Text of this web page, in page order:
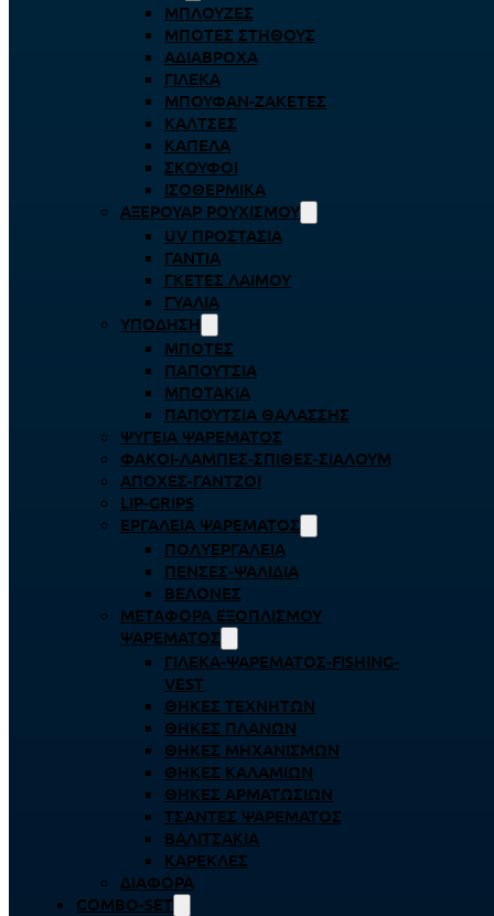
ΜΠΛΟΎΖΕΣ
ΜΠΌΤΕΣ ΣΤΉΘΟΥΣ
ΑΔΙΆΒΡΟΧΑ
ΓΙΛΈΚΑ
ΜΠΟΥΦΆΝ-ΖΑΚΈΤΕΣ
ΚΆΛΤΣΕΣ
ΚΑΠΈΛΑ
ΣΚΟΎΦΟΙ
ΙΣΟΘΕΡΜΙΚΆ
ΑΞΕΡΟΥΆΡ ΡΟΥΧΙΣΜΟΎ
UV ΠΡΟΣΤΑΣΊΑ
ΓΆΝΤΙΑ
ΓΚΈΤΕΣ ΛΑΊΜΟΥ
ΓΥΑΛΙΆ
ΥΠΌΔΗΣΗ
ΜΠΌΤΕΣ
ΠΑΠΟΎΤΣΙΑ
ΜΠΟΤΆΚΙΑ
ΠΑΠΟΎΤΣΙΑ ΘΑΛΆΣΣΗΣ
ΨΥΓΕΊΑ ΨΑΡΈΜΑΤΟΣ
ΦΑΚΟΊ-ΛΆΜΠΕΣ-ΣΠΊΘΕΣ-ΣΊΑΛΟΥΜ
ΑΠΌΧΕΣ-ΓΆΝΤΖΟΙ
LIP-GRIPS
EΡΓΑΛΕΊΑ ΨΑΡΈΜΑΤΟΣ
ΠΟΛΥΕΡΓΑΛΕΊΑ
ΠΈΝΣΕΣ-ΨΑΛΊΔΙΑ
ΒΕΛΌΝΕΣ
ΜΕΤΑΦΟΡΆ ΕΞΟΠΛΙΣΜΟΎ
ΨΑΡΈΜΑΤΟΣ
ΓΙΛΈΚΑ-ΨΑΡΈΜΑΤΟΣ-FISHING-
VEST
ΘΉΚΕΣ ΤΕΧΝΗΤΏΝ
ΘΉΚΕΣ ΠΛΆΝΩΝ
ΘΉΚΕΣ ΜΗΧΑΝΙΣΜΏΝ
ΘΉΚΕΣ ΚΑΛΑΜΙΏΝ
ΘΉΚΕΣ ΑΡΜΑΤΩΣΙΏΝ
ΤΣΆΝΤΕΣ ΨΑΡΈΜΑΤΟΣ
ΒΑΛΙΤΣΆΚΙΑ
ΚΑΡΈΚΛΕΣ
ΔΙΆΦΟΡΑ
COMBO-SET